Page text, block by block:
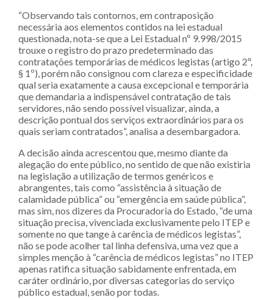
“Observando tais contornos, em contraposição
necessária aos elementos contidos na lei estadual
questionada, nota-se que a Lei Estadual nº 9.998/2015
trouxe o registro do prazo predeterminado das
contratações temporárias de médicos legistas (artigo 2º,
§ 1º), porém não consignou com clareza e especificidade
qual seria exatamente a causa excepcional e temporária
que demandaria a indispensável contratação de tais
servidores, não sendo possível visualizar, ainda, a
descrição pontual dos serviços extraordinários para os
quais seriam contratados”, analisa a desembargadora.
A decisão ainda acrescentou que, mesmo diante da
alegação do ente público, no sentido de que não existiria
na legislação a utilização de termos genéricos e
abrangentes, tais como “assistência à situação de
calamidade pública” ou “emergência em saúde pública”,
mas sim, nos dizeres da Procuradoria do Estado, “de uma
situação precisa, vivenciada exclusivamente pelo ITEP e
somente no que tange à carência de médicos legistas”,
não se pode acolher tal linha defensiva, uma vez que a
simples menção à “carência de médicos legistas” no ITEP
apenas ratifica situação sabidamente enfrentada, em
caráter ordinário, por diversas categorias do serviço
público estadual, senão por todas.